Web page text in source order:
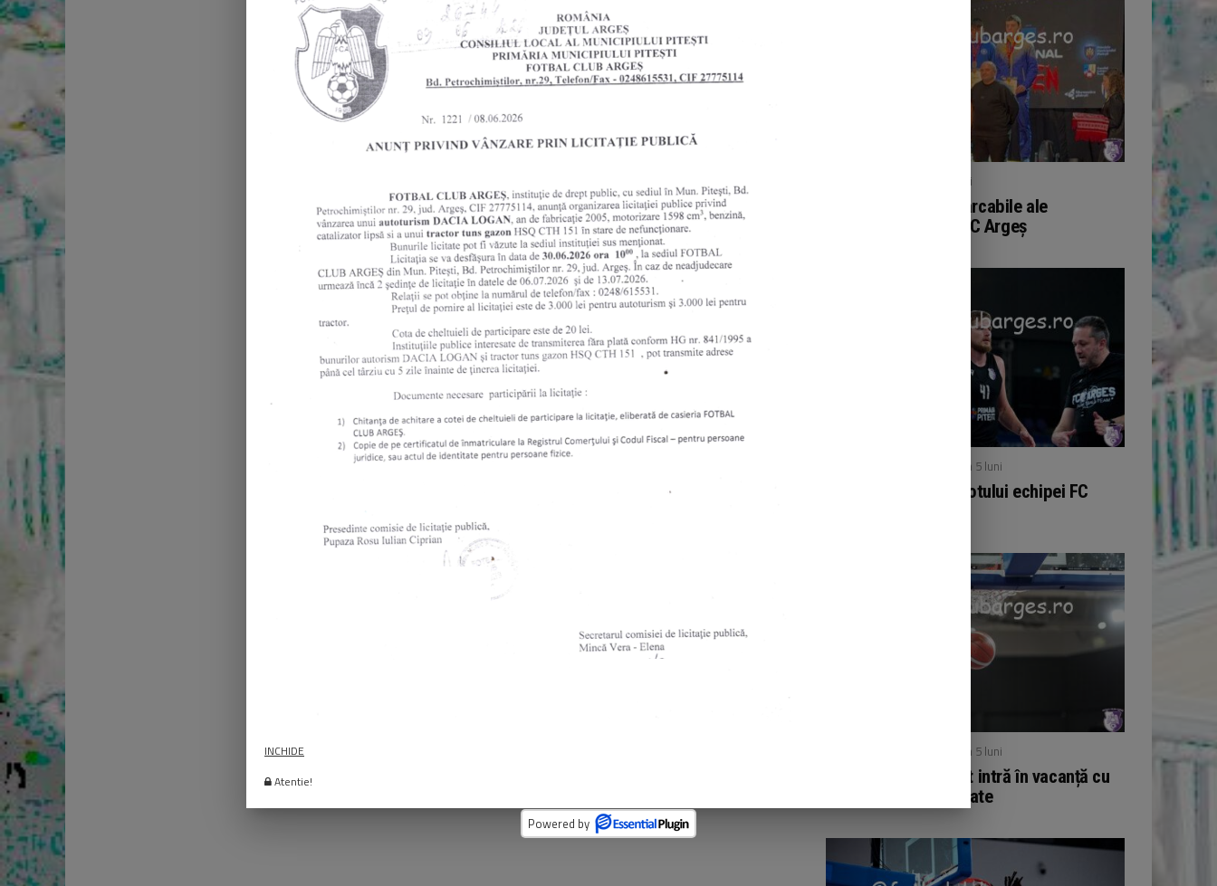
/ publicat acum 5 luni
Performanțe remarcabile ale
pugiliștilor de la FC Argeș
/ publicat acum 5 luni
Noutăți în cadrul lotului echipei FC
/ publicat acum 5 luni
Echipa de baschet intră în vacanță cu
11 victorii acumulate